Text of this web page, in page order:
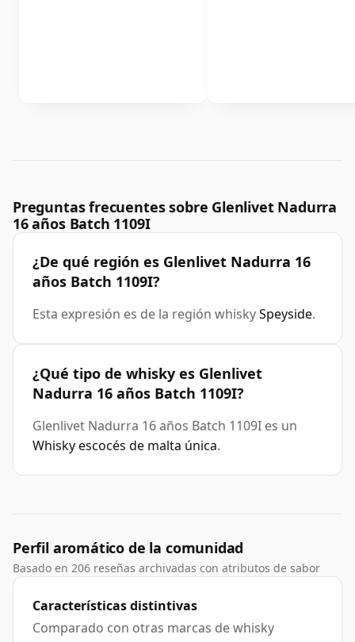
Preguntas frecuentes sobre Glenlivet Nadurra
16 años Batch 1109I
¿De qué región es Glenlivet Nadurra 16
años Batch 1109I?
Esta expresión es de la región whiskySpeyside.
¿Qué tipo de whisky es Glenlivet
Nadurra 16 años Batch 1109I?
Glenlivet Nadurra 16 años Batch 1109I es un
Whisky escocés de malta única.
Perfil aromático de la comunidad
Basado en 206 reseñas archivadas con atributos de sabor
Características distintivas
Comparado con otras marcas de whisky